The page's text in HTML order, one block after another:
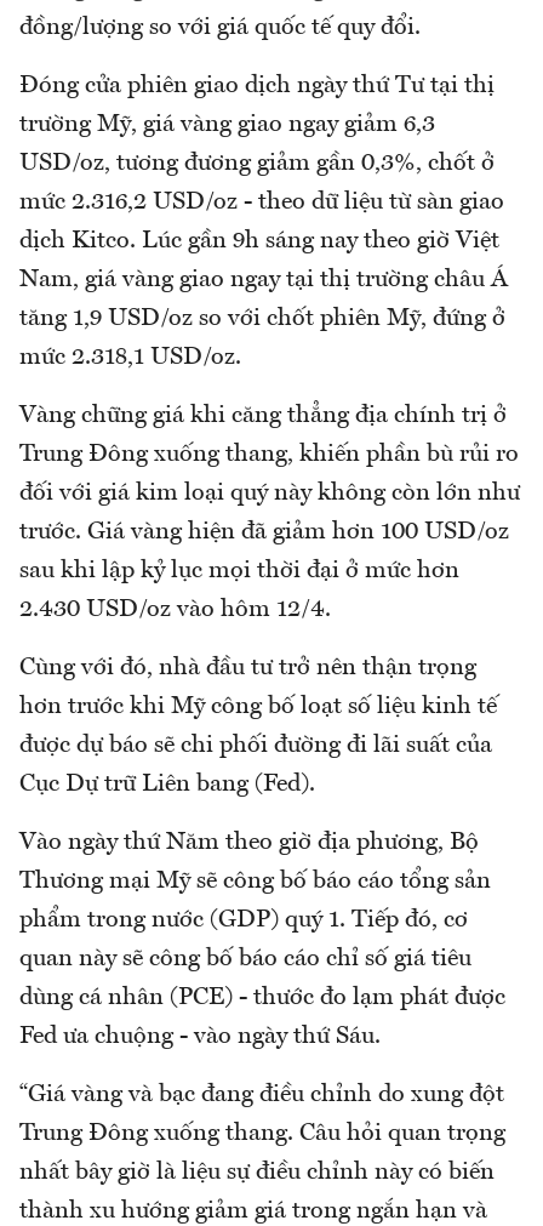
đồng/lượng so với giá quốc tế quy đổi.
Đóng cửa phiên giao dịch ngày thứ Tư tại thị
trường Mỹ, giá vàng giao ngay giảm 6,3
USD/oz, tương đương giảm gần 0,3%, chốt ở
mức 2.316,2 USD/oz - theo dữ liệu từ sàn giao
dịch Kitco. Lúc gần 9h sáng nay theo giờ Việt
Nam, giá vàng giao ngay tại thị trường châu Á
tăng 1,9 USD/oz so với chốt phiên Mỹ, đứng ở
mức 2.318,1 USD/oz.
Vàng chững giá khi căng thẳng địa chính trị ở
Trung Đông xuống thang, khiến phần bù rủi ro
đối với giá kim loại quý này không còn lớn như
trước. Giá vàng hiện đã giảm hơn 100 USD/oz
sau khi lập kỷ lục mọi thời đại ở mức hơn
2.430 USD/oz vào hôm 12/4.
Cùng với đó, nhà đầu tư trở nên thận trọng
hơn trước khi Mỹ công bố loạt số liệu kinh tế
được dự báo sẽ chi phối đường đi lãi suất của
Cục Dự trữ Liên bang (Fed).
Vào ngày thứ Năm theo giờ địa phương, Bộ
Thương mại Mỹ sẽ công bố báo cáo tổng sản
phẩm trong nước (GDP) quý 1. Tiếp đó, cơ
quan này sẽ công bố báo cáo chỉ số giá tiêu
dùng cá nhân (PCE) - thước đo lạm phát được
Fed ưa chuộng - vào ngày thứ Sáu.
“Giá vàng và bạc đang điều chỉnh do xung đột
Trung Đông xuống thang. Câu hỏi quan trọng
nhất bây giờ là liệu sự điều chỉnh này có biến
thành xu hướng giảm giá trong ngắn hạn và